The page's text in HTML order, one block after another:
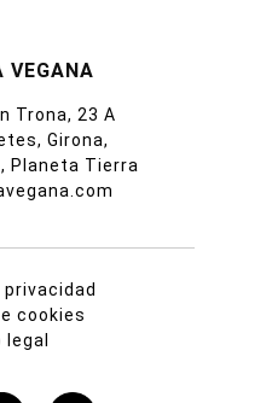
VEGANA
Trona, 23 A
Girona,
Planeta Tierra
cookies
legal